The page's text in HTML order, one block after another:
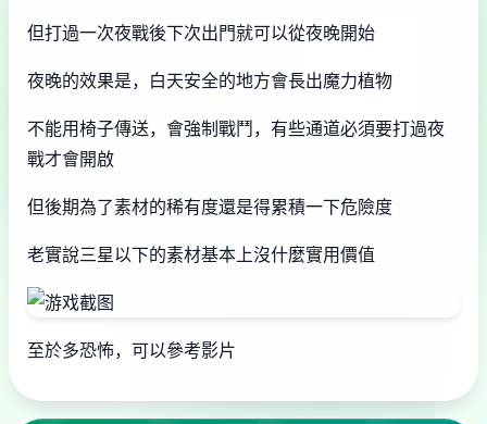
但打過一次夜戰後下次出門就可以從夜晚開始
夜晚的效果是，白天安全的地方會長出魔力植物
不能用椅子傳送，會強制戰鬥，有些通道必須要打過夜
戰才會開啟
但後期為了素材的稀有度還是得累積一下危險度
老實說三星以下的素材基本上沒什麼實用價值
至於多恐怖，可以參考影片